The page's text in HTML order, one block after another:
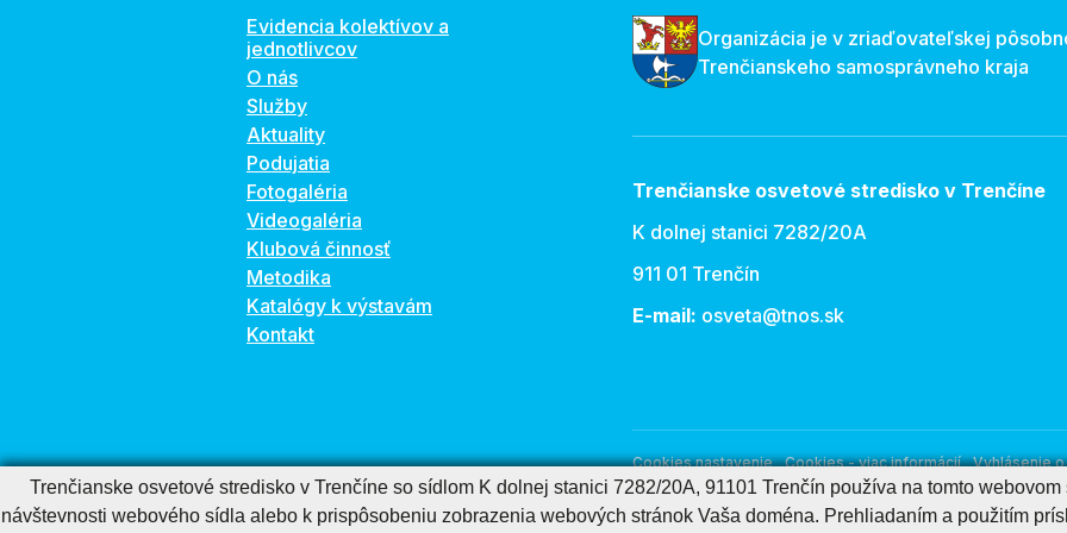
Evidencia kolektívov a
jednotlivcov
O nás
Služby
Aktuality
Podujatia
Fotogaléria
Videogaléria
Klubová činnosť
Metodika
Katalógy k výstavám
Kontakt
Organizácia je v zriaďovateľskej
Trenčianskeho samosprávneho kraja
Trenčianske osvetové stredisko v Trenčíne
K dolnej stanici 7282/20A
911 01 Trenčín
E-mail: osveta@tnos.sk
Cookies nastavenie Cookies - viac informácií Vyhlásenie
Správca obsahu
Trenčianske osvetové stredisko v Trenčíne so sídlom K dolnej stanici 7282/20A, 91101 Trenčín používa na tomto
návštevnosti webového sídla alebo k prispôsobeniu zobrazenia webových stránok Vaša doména. Prehliadaním a použitím